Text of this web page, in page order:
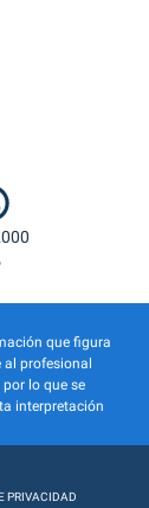
que figura
al profesional
lo que se
interpretación
PRIVACIDAD